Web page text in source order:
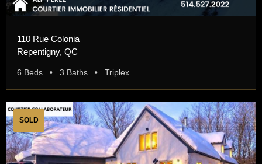
110 Rue Colonia
Repentigny, QC
6 Beds • 3 Baths • Triplex
SOLD